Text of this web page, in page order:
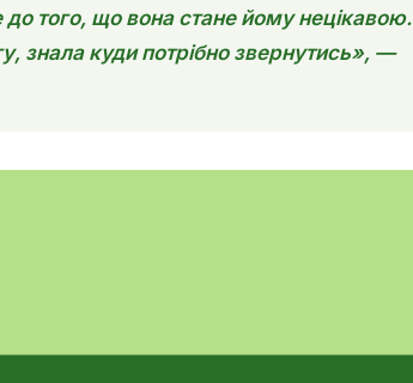
до того, що вона стане йому нецікавою.
знала куди потрібно звернутись», —